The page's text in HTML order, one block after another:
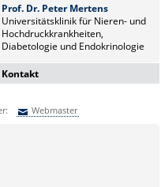
Prof. Dr. Peter Mertens
Universitätsklinik für Nieren- und
Hochdruckkrankheiten,
Diabetologie und Endokrinologie
Kontakt
Wissenschaftskoordinatorin
Webmaster